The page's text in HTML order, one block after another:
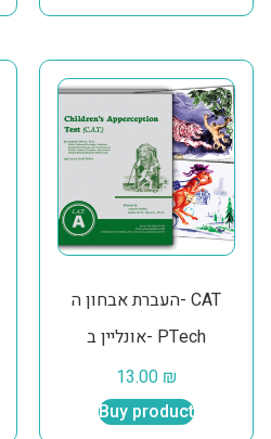
העברת אבחון ה- CAT
אונליין ב- PTech
13.00 ₪
Buy product